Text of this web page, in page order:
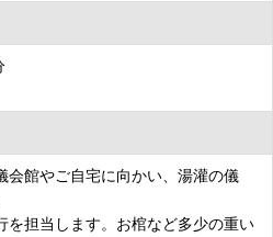
会館やご自宅に向かい、湯灌の儀
を担当します。お棺など多少の重い